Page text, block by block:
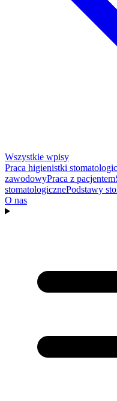
Wszystkie wpisy
Praca higienistki
zawodowyPraca z pacjentem
stomatologicznePodstawy
O nas